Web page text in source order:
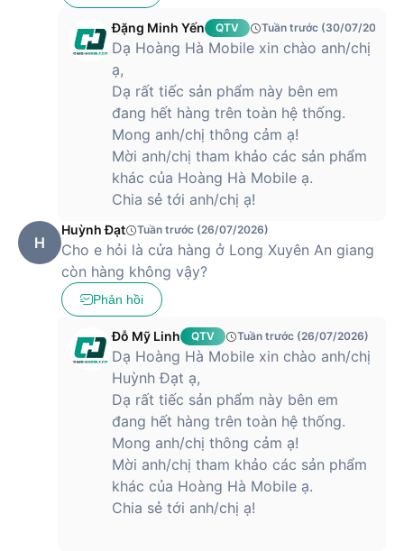
Đặng Minh Yến QTV Tuần trước (30/07/2026)
Dạ Hoàng Hà Mobile xin chào anh/chị
ạ,
Dạ rất tiếc sản phẩm này bên em
đang hết hàng trên toàn hệ thống.
Mong anh/chị thông cảm ạ!
Mời anh/chị tham khảo các sản phẩm
khác của Hoàng Hà Mobile ạ.
Chia sẻ tới anh/chị ạ!
H
Huỳnh Đạt Tuần trước (26/07/2026)
Cho e hỏi là cửa hàng ở Long Xuyên An giang
còn hàng không vậy?
Phản hồi
Đỗ Mỹ Linh QTV Tuần trước (26/07/2026)
Dạ Hoàng Hà Mobile xin chào anh/chị
Huỳnh Đạt ạ,
Dạ rất tiếc sản phẩm này bên em
đang hết hàng trên toàn hệ thống.
Mong anh/chị thông cảm ạ!
Mời anh/chị tham khảo các sản phẩm
khác của Hoàng Hà Mobile ạ.
Chia sẻ tới anh/chị ạ!